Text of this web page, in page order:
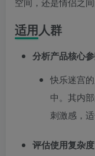
适用人群
分析产品核心
快乐迷宫
中。其内
刺激感，
评估使用复杂度